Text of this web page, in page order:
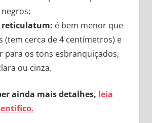
reticulatum: é bem menor que
(tem cerca de 4 centímetros) e
para os tons esbranquiçados,
ou cinza.
ainda mais detalhes, leia